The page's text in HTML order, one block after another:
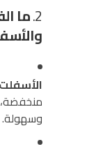
2. ما
الأسفلت
وسهولة.